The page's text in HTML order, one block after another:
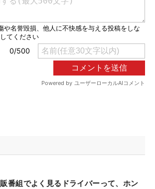
番組でよく見るドライバーって、ホン